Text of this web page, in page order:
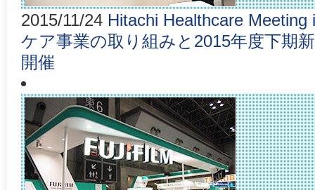
2015/11/24 Hitachi Healthcare
ケア事業の取り組みと2015年度下期
開催